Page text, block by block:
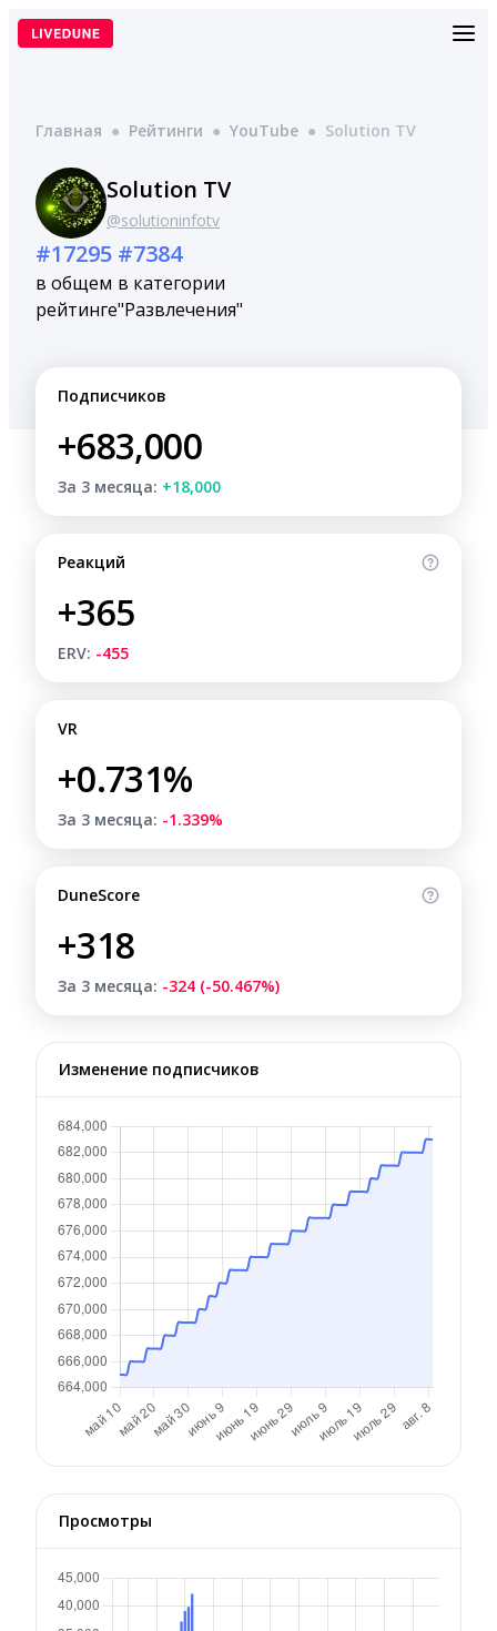
Перейти
Главная ● Рейтинги ● YouTube ● Solution TV
Solution TV
@solutioninfotv
#17295
в общем
рейтинге
#7384
в категории
"Развлечения"
Подписчиков
+683,000
За 3 месяца: +18,000
Реакций
+365
ERV: -455
VR
+0.731%
За 3 месяца: -1.339%
DuneScore
+318
За 3 месяца: -324 (-50.467%)
Изменение подписчиков
Просмотры